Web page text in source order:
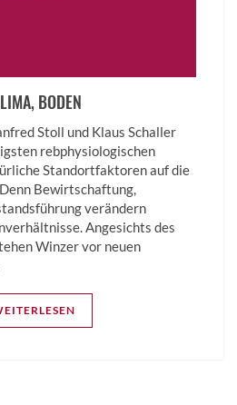
BODEN
Stoll und Klaus Schaller
rebphysiologischen
Standortfaktoren auf die
Bewirtschaftung,
verändern
Angesichts des
Winzer vor neuen